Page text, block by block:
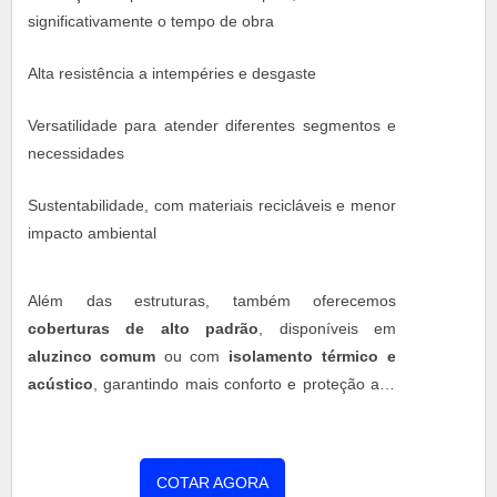
significativamente o tempo de obra
Alta resistência a intempéries e desgaste
Versatilidade para atender diferentes segmentos e
necessidades
Sustentabilidade, com materiais recicláveis e menor
impacto ambiental
Além das estruturas, também oferecemos
coberturas de alto padrão, disponíveis em
aluzinco comum ou com isolamento térmico e
acústico, garantindo mais conforto e proteção aos
COTAR AGORA